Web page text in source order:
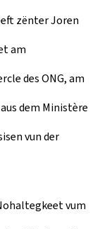
zënter Joren
am
des ONG, am
dem Ministère
vun der
vum